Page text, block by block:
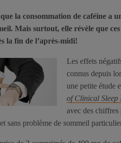
la consommation de caféine a
Mais surtout, elle révèle que
la fin de l’après-midi!
Les effets
connus depuis
une petite étude
of Clinical Sleep
avec des
sans problème de sommeil